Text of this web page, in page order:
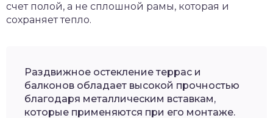
счет полой, а не сплошной рамы, которая и
сохраняет тепло.
Раздвижное остекление террас и
балконов обладает высокой прочностью
благодаря металлическим вставкам,
которые применяются при его монтаже.